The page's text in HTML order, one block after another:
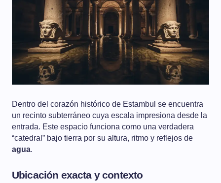
Dentro del corazón histórico de Estambul se encuentra
un recinto subterráneo cuya escala impresiona desde la
entrada. Este espacio funciona como una verdadera
“catedral” bajo tierra por su altura, ritmo y reflejos de
agua.
Ubicación exacta y contexto